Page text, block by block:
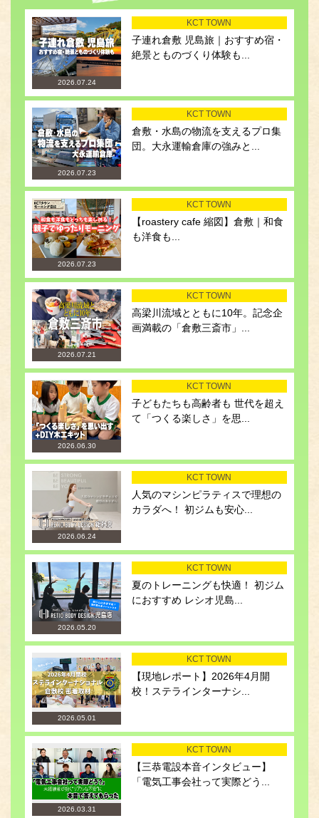
2026.07.24
KCT TOWN
子連れ倉敷 児島旅｜おすすめ宿・
絶景とものづくり体験も...
2026.07.23
KCT TOWN
倉敷・水島の物流を支えるプロ集
団。大永運輸倉庫の強みと...
2026.07.23
KCT TOWN
【roastery cafe 縮図】倉敷｜和食
も洋食も...
2026.07.21
KCT TOWN
高梁川流域とともに10年。記念企
画満載の「倉敷三斎市」...
2026.06.30
KCT TOWN
子どもたちも高齢者も 世代を超え
て「つくる楽しさ」を思...
2026.06.24
KCT TOWN
人気のマシンピラティスで理想の
カラダへ！ 初ジムも安心...
2026.05.20
KCT TOWN
夏のトレーニングも快適！ 初ジム
におすすめ レシオ児島...
2026.05.01
KCT TOWN
【現地レポート】2026年4月開
校！ステラインターナシ...
2026.03.31
KCT TOWN
【三恭電設本音インタビュー】
「電気工事会社って実際どう...